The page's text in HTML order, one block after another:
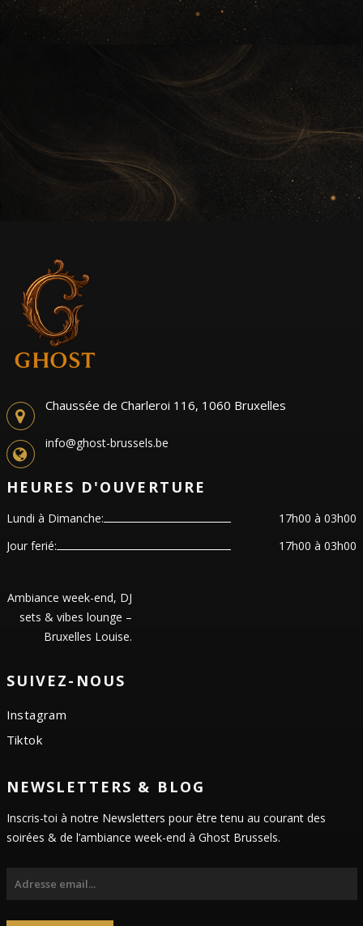
Chaussée de Charleroi 116, 1060 Bruxelles
info@ghost-brussels.be
HEURES D'OUVERTURE
Lundi à Dimanche:
17h00 à 03h00
Jour ferié:
17h00 à 03h00
Ambiance week-end, DJ
sets & vibes lounge –
Bruxelles Louise.
SUIVEZ-NOUS
Instagram
Tiktok
NEWSLETTERS & BLOG
Inscris-toi à notre Newsletters pour être tenu au courant des
soirées & de l’ambiance week-end à Ghost Brussels.